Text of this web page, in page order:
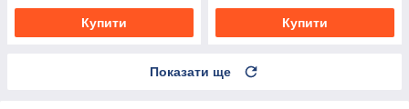
Купити Купити
Показати ще